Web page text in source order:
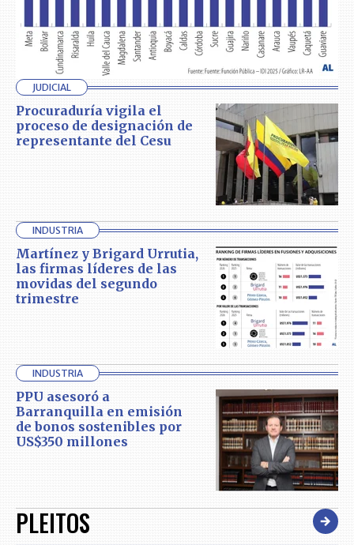
JUDICIAL
Procuraduría vigila el
proceso de designación de
representante del Cesu
INDUSTRIA
Martínez y Brigard Urrutia,
las firmas líderes de las
movidas del segundo
trimestre
INDUSTRIA
PPU asesoró a
Barranquilla en emisión
de bonos sostenibles por
US$350 millones
PLEITOS